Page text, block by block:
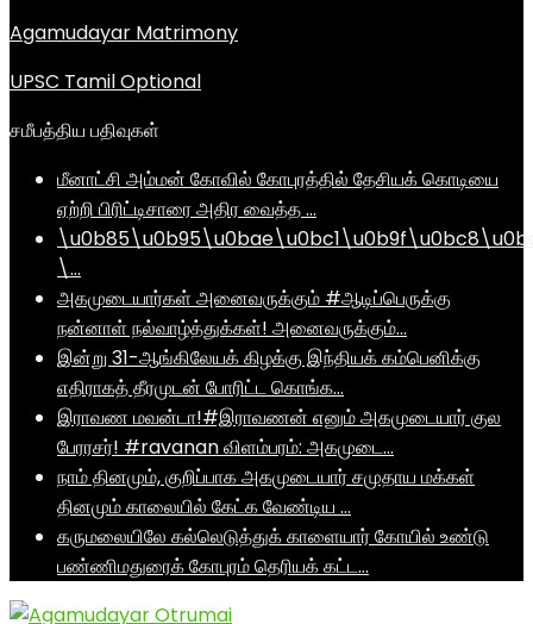
Agamudayar Matrimony
UPSC Tamil Optional
சமீபத்திய பதிவுகள்
மீனாட்சி அம்மன் கோவில் கோபுரத்தில் தேசியக் கொடியை
ஏற்றி பிரிட்டிசாரை அதிர வைத்த …
\…
அகமுடையார்கள் அனைவருக்கும் #ஆடிப்பெருக்கு
நன்னாள் நல்வாழ்த்துக்கள்! அனைவருக்கும்…
இன்று 31-ஆங்கிலேயக் கிழக்கு இந்தியக் கம்பெனிக்கு
எதிராகத் தீரமுடன் போரிட்ட கொங்க…
இராவண மவன்டா!#இராவணன் எனும் அகமுடையார் குல
பேரரசர்! #ravanan விளம்பரம்: அகமுடை…
நாம் தினமும், குறிப்பாக அகமுடையார் சமுதாய மக்கள்
தினமும் காலையில் கேட்க வேண்டிய …
கருமலையிலே கல்லெடுத்துக் காளையார் கோயில் உண்டு
பண்ணிமதுரைக் கோபுரம் தெரியக் கட்ட…